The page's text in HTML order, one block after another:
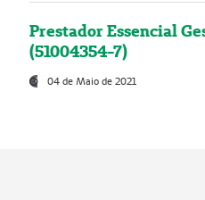
Prestador Essencial
(51004354-7)
04 de Maio de 2021